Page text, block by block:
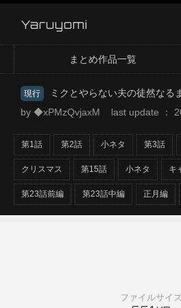
Yaruyomi
まとめ作品一覧
現行
ミクとやらない夫の徒然なる
by ◆xPMzQvjaxM last update ：
第1話 第2話 小ネタ 第3話
クリスマス 第15話 小ネタ キ
第23話前編 第23話中編 正月編
ファイルサイ